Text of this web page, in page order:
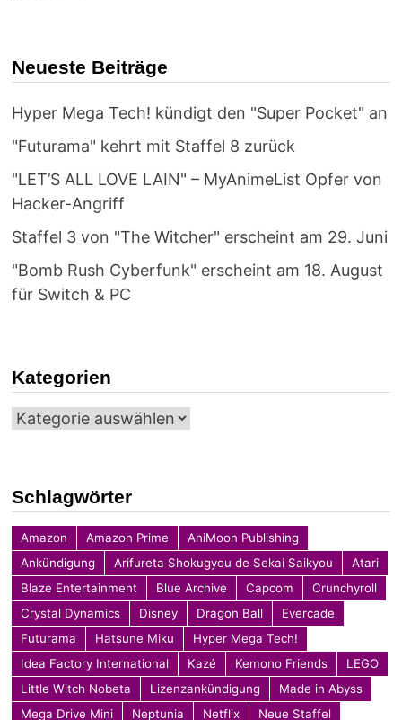
Neueste Beiträge
Hyper Mega Tech! kündigt den "Super Pocket" an
"Futurama" kehrt mit Staffel 8 zurück
"LET’S ALL LOVE LAIN" – MyAnimeList Opfer von
Hacker-Angriff
Staffel 3 von "The Witcher" erscheint am 29. Juni
"Bomb Rush Cyberfunk" erscheint am 18. August
für Switch & PC
Kategorien
Kategorien
Schlagwörter
Amazon Amazon Prime
AniMoon Publishing
Ankündigung
Arifureta Shokugyou de Sekai Saikyou
Atari
Blaze Entertainment
Blue Archive Capcom
Crunchyroll
Crystal Dynamics
Disney Dragon Ball
Evercade
Futurama
Hatsune Miku
Hyper Mega Tech!
Idea Factory International
Kazé Kemono Friends
LEGO
Little Witch Nobeta
Lizenzankündigung
Made in Abyss
Mega Drive Mini
Neptunia Netflix Neue Staffel